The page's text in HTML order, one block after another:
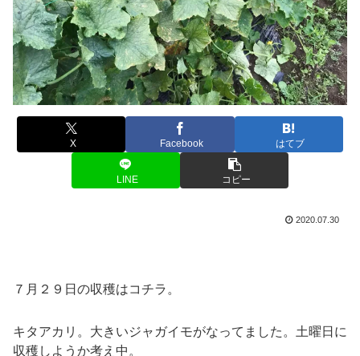
X Facebook はてブ
LINE コピー
2020.07.30
７月２９日の収穫はコチラ。
キタアカリ。大きいジャガイモがなってました。土曜日に
収穫しようか考え中。